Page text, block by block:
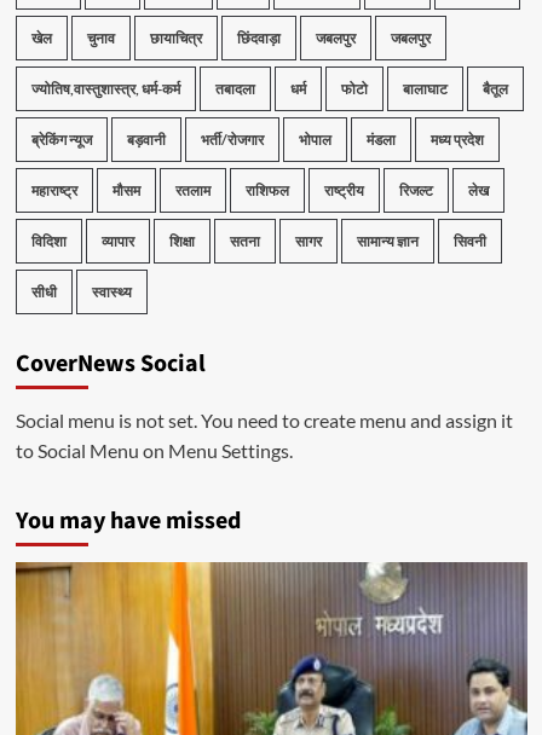
खेल चुनाव छायाचित्र छिंदवाड़ा जबलपुर जबलपुर
ज्योतिष,वास्तुशास्त्र, धर्म-कर्म तबादला धर्म फोटो बालाघाट बैतूल
ब्रेकिंग न्यूज बड़वानी भर्ती/रोजगार भोपाल मंडला मध्य प्रदेश
महाराष्ट्र मौसम रतलाम राशिफल राष्ट्रीय रिजल्ट लेख
विदिशा व्यापार शिक्षा सतना सागर सामान्य ज्ञान सिवनी
सीधी स्वास्थ्य
CoverNews Social
Social menu is not set. You need to create menu and assign it
to Social Menu on Menu Settings.
You may have missed